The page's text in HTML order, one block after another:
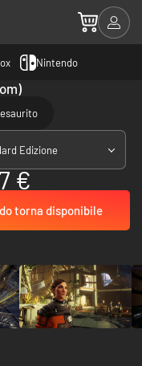
Nintendo
Edizione
€
torna disponibile